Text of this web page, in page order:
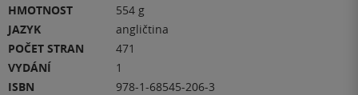
HMOTNOST
554 g
JAZYK
angličtina
POČET STRAN
471
VYDÁNÍ
1
ISBN
978-1-68545-206-3